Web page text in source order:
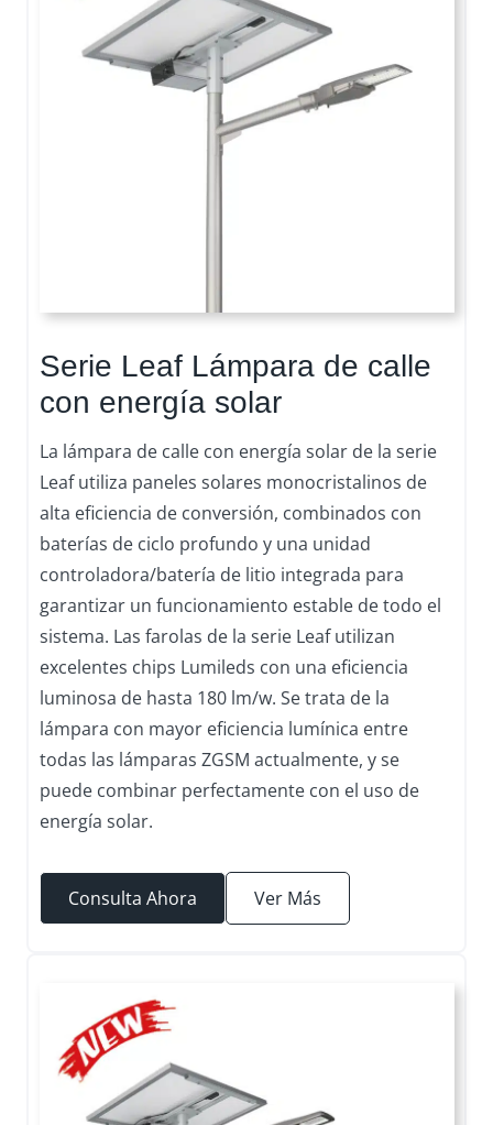
Serie Leaf Lámpara de calle
con energía solar
La lámpara de calle con energía solar de la serie
Leaf utiliza paneles solares monocristalinos de
alta eficiencia de conversión, combinados con
baterías de ciclo profundo y una unidad
controladora/batería de litio integrada para
garantizar un funcionamiento estable de todo el
sistema. Las farolas de la serie Leaf utilizan
excelentes chips Lumileds con una eficiencia
luminosa de hasta 180 lm/w. Se trata de la
lámpara con mayor eficiencia lumínica entre
todas las lámparas ZGSM actualmente, y se
puede combinar perfectamente con el uso de
energía solar.
Consulta Ahora Ver Más